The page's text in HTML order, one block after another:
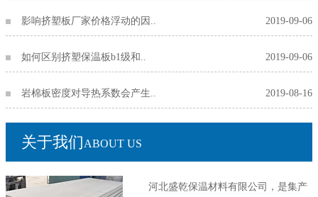
影响挤塑板厂家价格浮动的因.. 2019-09-06
如何区别挤塑保温板b1级和.. 2019-09-06
岩棉板密度对导热系数会产生.. 2019-08-16
关于我们ABOUT US
河北盛乾保温材料有限公司，是集产